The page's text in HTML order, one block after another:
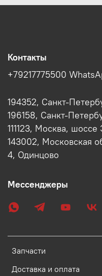
Запчасти
Доставка и оплата
Контакты
+79217775500
194352, Санкт-
196158, Санкт-
111123, Москва, шоссе
143002, Московская
4, Одинцово
Мессенджеры